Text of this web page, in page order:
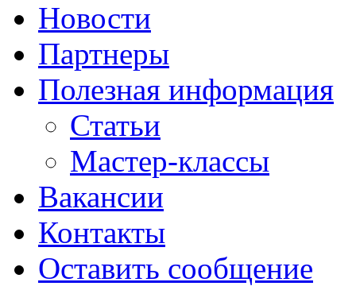
Новости
Партнеры
Полезная информация
Статьи
Мастер-классы
Вакансии
Контакты
Оставить сообщение